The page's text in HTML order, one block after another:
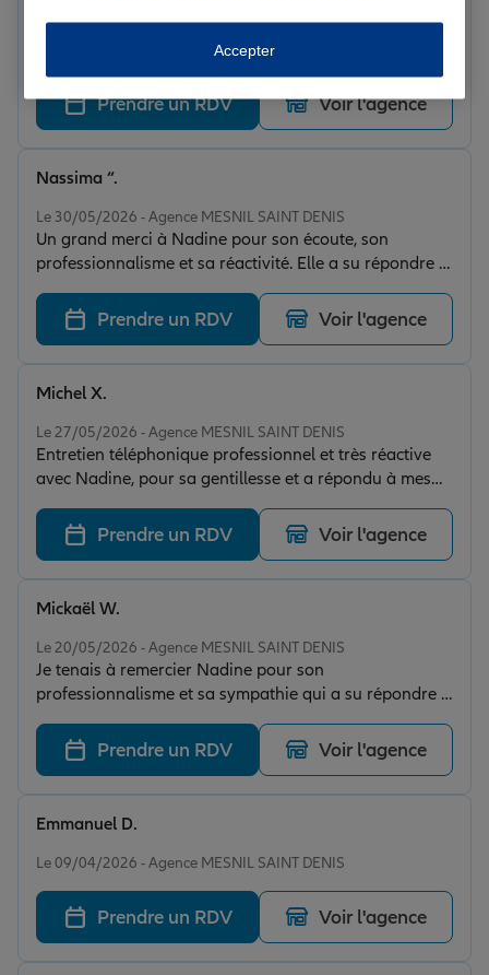
Très satisfait de mon échange avec la conseillère
Nadine elle a été aimable, à l’écoute et très efficace
dans le traitement de ma demande. Merci pour son
professionnalisme
Prendre un RDV Voir l'agence
Le 30/05/2026 - Agence MESNIL SAINT DENIS
Un grand merci à Nadine pour son écoute, son
professionnalisme et sa réactivité. Elle a su répondre à
toutes mes questions avec efficacité et bienveillance.
Radouane
Nassima “.
Prendre un RDV Voir l'agence
Le 27/05/2026 - Agence MESNIL SAINT DENIS
Entretien téléphonique professionnel et très réactive
avec Nadine, pour sa gentillesse et a répondu à mes
attentes. Elle fait preuve d'un professionnalisme
exemplaire et en lui souhaitant une excellente
continuation. Je ne manquerai pas de faire a nouveau
appel à ses services.
Michel X.
Prendre un RDV Voir l'agence
Le 20/05/2026 - Agence MESNIL SAINT DENIS
Je tenais à remercier Nadine pour son
professionnalisme et sa sympathie qui a su répondre à
toutes mes attentes. Je recommande vivement !
Mickaël W.
Prendre un RDV Voir l'agence
Le 09/04/2026 - Agence MESNIL SAINT DENIS
Emmanuel D.
Prendre un RDV Voir l'agence
Accepter